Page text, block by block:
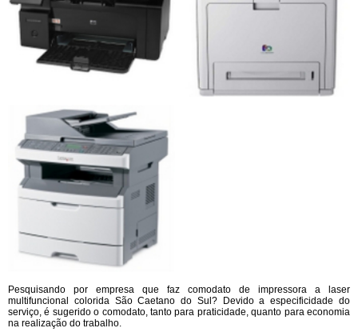
Pesquisando por empresa que faz comodato de impressora a laser
multifuncional colorida São Caetano do Sul? Devido a especificidade do
serviço, é sugerido o comodato, tanto para praticidade, quanto para economia
na realização do trabalho.